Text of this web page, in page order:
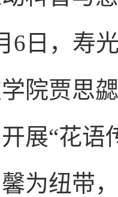
6日，寿
院贾思
展“花语
为纽带